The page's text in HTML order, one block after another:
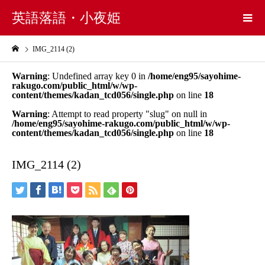
英語落語・小夜姫
IMG_2114 (2)
Warning: Undefined array key 0 in /home/eng95/sayohime-
rakugo.com/public_html/w/wp-
content/themes/kadan_tcd056/single.php on line 18
Warning: Attempt to read property "slug" on null in
/home/eng95/sayohime-rakugo.com/public_html/w/wp-
content/themes/kadan_tcd056/single.php on line 18
IMG_2114 (2)